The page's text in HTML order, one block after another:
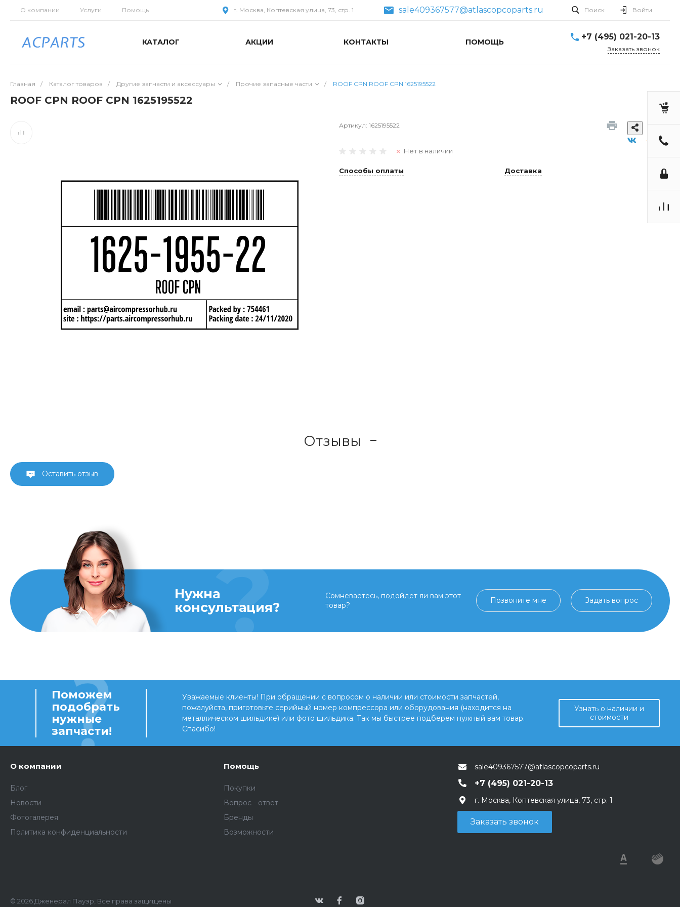
О компании Услуги Помощь г. Москва, Коптевская улица, 73, стр. 1 sale409367577@atlascopcoparts.ru Поиск Войти
КАТАЛОГ АКЦИИ КОНТАКТЫ ПОМОЩЬ
+7 (495) 021-20-13
Заказать звонок
Главная / Каталог товаров / Другие запчасти и аксессуары / Прочие запасные части / ROOF CPN ROOF CPN 1625195522
ROOF CPN ROOF CPN 1625195522
Артикул: 1625195522
Нет в наличии
Способы оплаты Доставка
Отзывы
Оставить отзыв
Нужна
консультация?
Сомневаетесь, подойдет ли вам этот
товар?
Позвоните мне Задать вопрос
Поможем
подобрать
нужные
запчасти!
Уважаемые клиенты! При обращении с вопросом о наличии или стоимости запчастей,
пожалуйста, приготовьте серийный номер компрессора или оборудования (находится на
металлическом шильдике) или фото шильдика. Так мы быстрее подберем нужный вам товар.
Спасибо!
Узнать о наличии и
стоимости
О компании
Блог
Новости
Фотогалерея
Политика конфиденциальности
Помощь
Покупки
Вопрос - ответ
Бренды
Возможности
sale409367577@atlascopcoparts.ru
+7 (495) 021-20-13
г. Москва, Коптевская улица, 73, стр. 1
Заказать звонок
© 2026 Дженерал Пауэр, Все права защищены